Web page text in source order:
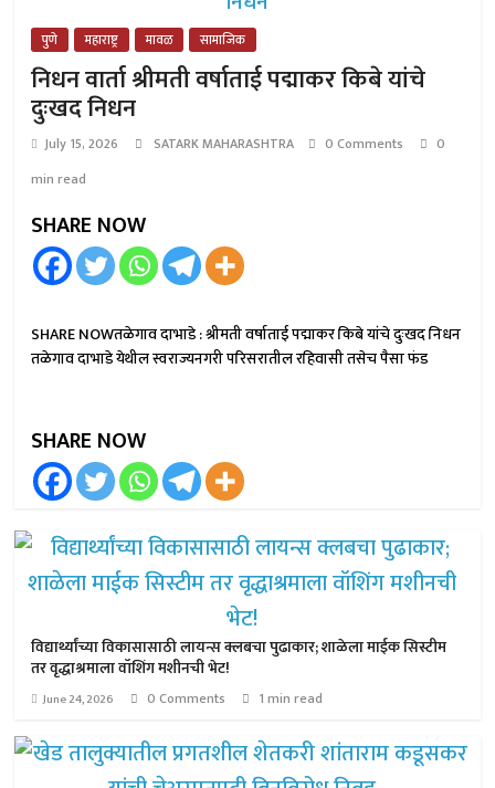
पुणे महाराष्ट्र मावळ सामाजिक
निधन वार्ता श्रीमती वर्षाताई पद्माकर किबे यांचे
दुःखद निधन
July 15, 2026 SATARK MAHARASHTRA 0 Comments
0
min read
SHARE NOW
SHARE NOWतळेगाव दाभाडे : श्रीमती वर्षाताई पद्माकर किबे यांचे दुःखद निधन
तळेगाव दाभाडे येथील स्वराज्यनगरी परिसरातील रहिवासी तसेच पैसा फंड
SHARE NOW
विद्यार्थ्यांच्या विकासासाठी लायन्स क्लबचा पुढाकार; शाळेला माईक सिस्टीम
तर वृद्धाश्रमाला वॉशिंग मशीनची भेट!
June 24, 2026 0 Comments 1 min read